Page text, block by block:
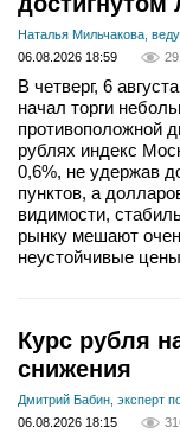
Наталья Мильчакова,
06.08.2026 18:59
В четверг, 6
начал торги
противоположной
рублях индекс
0,6%, не удержав
пунктов, а
видимости,
рынку мешают
неустойчивые
Курс рубля
снижения
Дмитрий Бабин, эксперт
06.08.2026 18:15